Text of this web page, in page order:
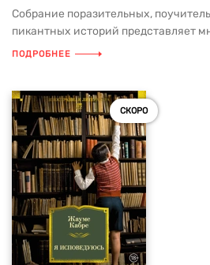
Собрание поразительных,
пикантных историй представляет
ПОДРОБНЕЕ
СКОРО